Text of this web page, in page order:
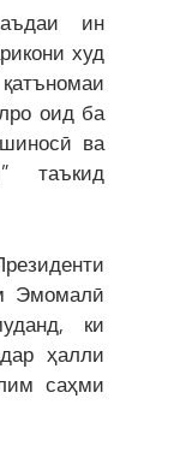
ин
худ
оид ба
ва
таъкид
Эмомалӣ
ки
ҳалли
саҳми